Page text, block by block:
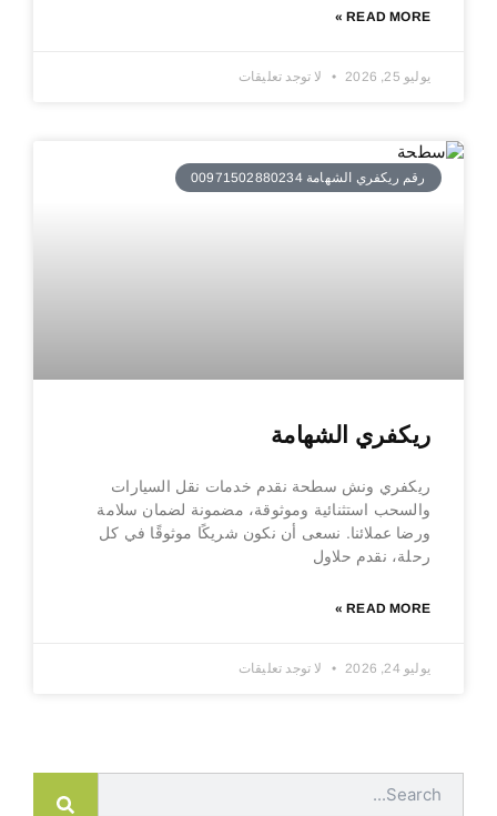
READ MORE »
يوليو 25, 2026 لا توجد تعليقات
رقم ريكفري الشهامة 00971502880234
ريكفري الشهامة
ريكفري ونش سطحة نقدم خدمات نقل السيارات
والسحب استثنائية وموثوقة، مضمونة لضمان سلامة
ورضا عملائنا. نسعى أن نكون شريكًا موثوقًا في كل
رحلة، نقدم حلاول
READ MORE »
يوليو 24, 2026 لا توجد تعليقات